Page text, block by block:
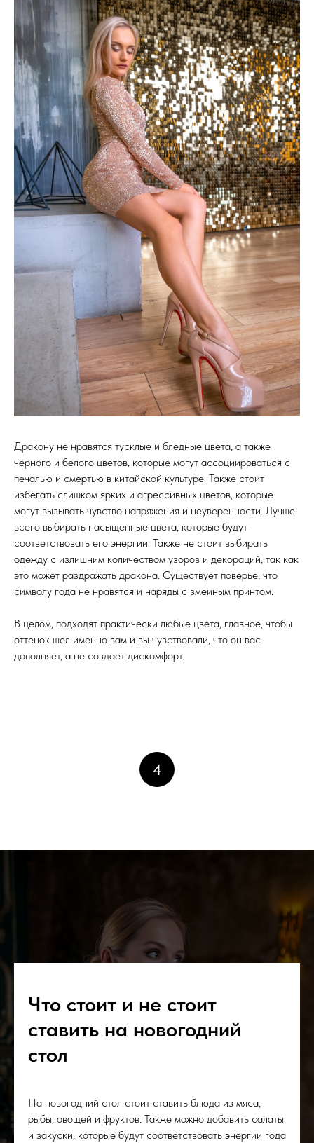
Дракону не нравятся тусклые и бледные цвета, а также
черного и белого цветов, которые могут ассоциироваться с
печалью и смертью в китайской культуре. Также стоит
избегать слишком ярких и агрессивных цветов, которые
могут вызывать чувство напряжения и неуверенности. Лучше
всего выбирать насыщенные цвета, которые будут
соответствовать его энергии. Также не стоит выбирать
одежду с излишним количеством узоров и декораций, так как
это может раздражать дракона. Существует поверье, что
символу года не нравятся и наряды с змеиным принтом.
В целом, подходят практически любые цвета, главное, чтобы
оттенок шел именно вам и вы чувствовали, что он вас
дополняет, а не создает дискомфорт.
4
Что стоит и не стоит
ставить на новогодний
стол
На новогодний стол стоит ставить блюда из мяса,
рыбы, овощей и фруктов. Также можно добавить салаты
и закуски, которые будут соответствовать энергии года